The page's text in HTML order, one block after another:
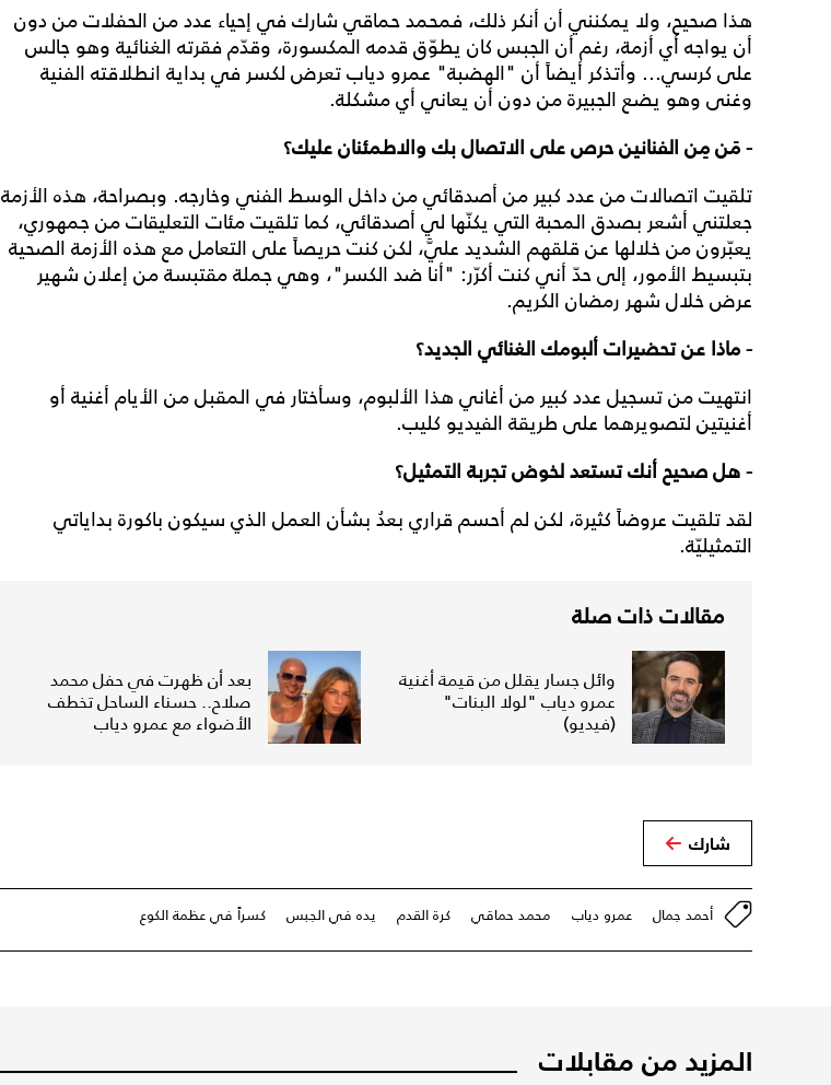
هذا صحيح، ولا يمكنني أن أنكر ذلك، فمحمد حماقي شارك في إحياء عدد من الحفلات من دون
أن يواجه أي أزمة، رغم أن الجبس كان يطوّق قدمه المكسورة، وقدّم فقرته الغنائية وهو جالس
على كرسي... وأتذكر أيضاً أن "الهضبة" عمرو دياب تعرض لكسر في بداية انطلاقته الفنية
وغنى وهو يضع الجبيرة من دون أن يعاني أي مشكلة.
- مَن مِن الفنانين حرص على الاتصال بك والاطمئنان عليك؟
تلقيت اتصالات من عدد كبير من أصدقائي من داخل الوسط الفني وخارجه. وبصراحة، هذه الأزمة
جعلتني أشعر بصدق المحبة التي يكنّها لي أصدقائي، كما تلقيت مئات التعليقات من جمهوري،
يعبّرون من خلالها عن قلقهم الشديد عليَّ، لكن كنت حريصاً على التعامل مع هذه الأزمة الصحية
بتبسيط الأمور، إلى حدّ أني كنت أكرّر: "أنا ضد الكسر"، وهي جملة مقتبسة من إعلان شهير
عرض خلال شهر رمضان الكريم.
- ماذا عن تحضيرات ألبومك الغنائي الجديد؟
انتهيت من تسجيل عدد كبير من أغاني هذا الألبوم، وسأختار في المقبل من الأيام أغنية أو
أغنيتين لتصويرهما على طريقة الفيديو كليب.
- هل صحيح أنك تستعد لخوض تجربة التمثيل؟
لقد تلقيت عروضاً كثيرة، لكن لم أحسم قراري بعدُ بشأن العمل الذي سيكون باكورة بداياتي
التمثيليّة.
مقالات ذات صلة
وائل جسار يقلل من قيمة أغنية
عمرو دياب "لولا البنات"
(فيديو)
بعد أن ظهرت في حفل محمد
صلاح.. حسناء الساحل تخطف
الأضواء مع عمرو دياب
شارك
أحمد جمال عمرو دياب محمد حماقي كرة القدم يده في الجبس كسراً في عظمة الكوع
المزيد من مقابلات